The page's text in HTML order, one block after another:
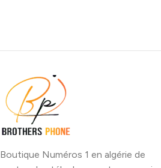
Boutique Numéros 1 en algérie de